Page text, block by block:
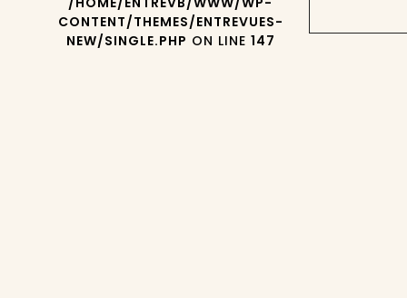
CONTENT/THEMES/ENTREVUES-
NEW/SINGLE.PHP ON LINE 147